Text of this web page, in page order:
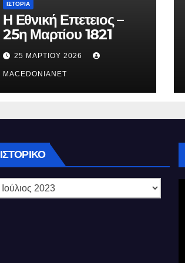
ΙΣΤΟΡΊΑ
Η Εθνική Επετειος –
25η Μαρτίου 1821
25 ΜΑΡΤΊΟΥ 2026
MACEDONIANET
ΙΣΤΟΡΙΚΌ Ιστορικό